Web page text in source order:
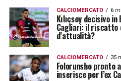
CALCIOMERCATO 6
Kılıçsoy decisivo
Cagliari: il riscatto
d’attualità?
CALCIOMERCATO 35
Folorunsho pronto
inserisce per l’ex